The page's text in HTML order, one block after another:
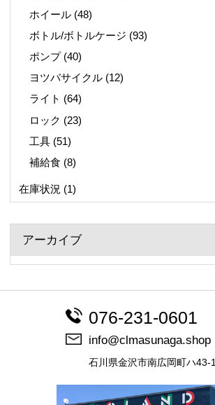
ホイール (48)
ボトル/ボトルケージ (93)
ポンプ(40)
ヨツバサイクル (12)
ライト (64)
ロック (23)
工具 (51)
補給食 (8)
在庫状況 (1)
アーカイブ
076-231-0601
info@clmasunaga.shop
石川県金沢市南広岡町ハ43-1